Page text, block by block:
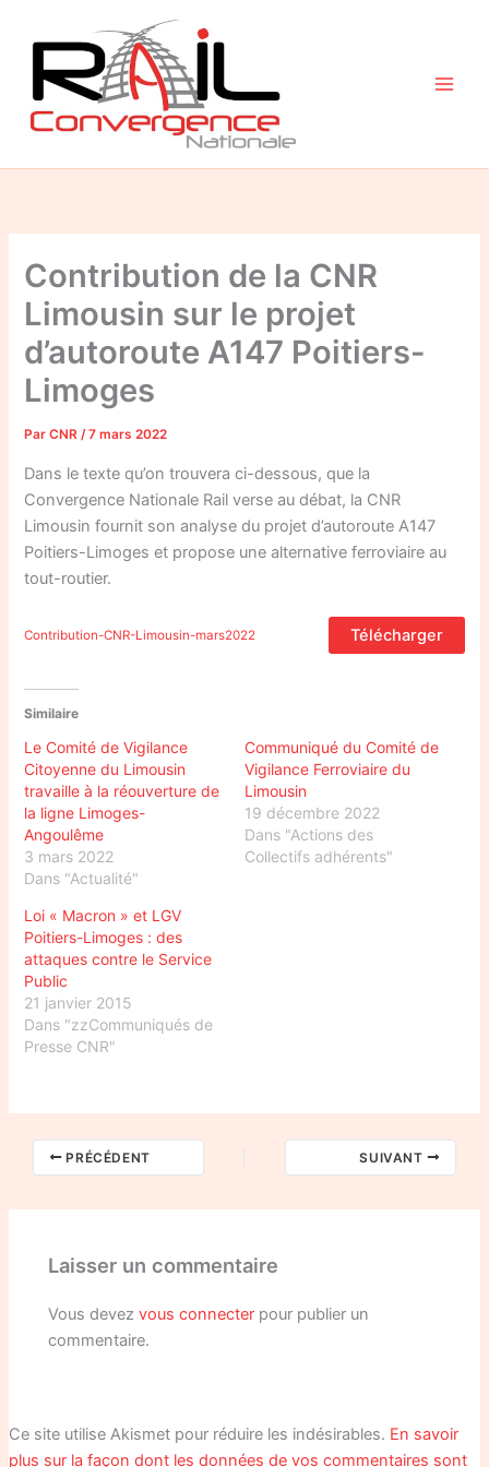
contenu
Contribution de la CNR
Limousin sur le projet
d’autoroute A147 Poitiers-
Limoges
ParCNR/7 mars 2022
Dans le texte qu’on trouvera ci-dessous, que la
Convergence Nationale Rail verse au débat, la CNR
Limousin fournit son analyse du projet d’autoroute A147
Poitiers-Limoges et propose une alternative ferroviaire au
tout-routier.
Contribution-CNR-Limousin-mars2022 Télécharger
Similaire
Le Comité de Vigilance
Citoyenne du Limousin
travaille à la réouverture de
la ligne Limoges-
Angoulême
3 mars 2022
Dans "Actualité"
Communiqué du Comité de
Vigilance Ferroviaire du
Limousin
19 décembre 2022
Dans "Actions des
Collectifs adhérents"
Loi « Macron » et LGV
Poitiers-Limoges : des
attaques contre le Service
Public
21 janvier 2015
Dans "zzCommuniqués de
Presse CNR"
PRÉCÉDENT SUIVANT
Laisser un commentaire
Vous devezvous connecter pour publier un
commentaire.
Ce site utilise Akismet pour réduire les indésirables. En savoir
plus sur la façon dont les données de vos commentaires sont